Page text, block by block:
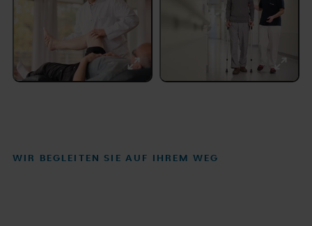
WIR BEGLEITEN SIE AUF IHREM WEG